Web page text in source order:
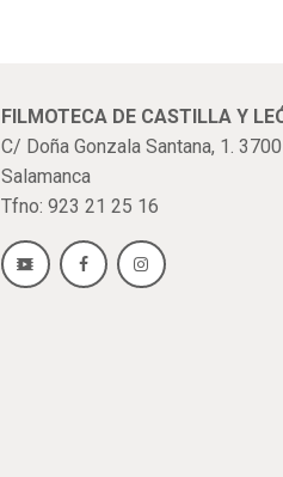
FILMOTECA DE CASTILLA Y
C/ Doña Gonzala Santana, 1.
Salamanca
Tfno: 923 21 25 16